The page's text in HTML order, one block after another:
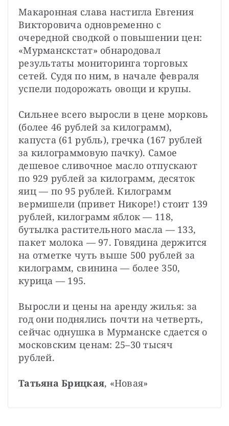
Макаронная слава настигла Евгения
Викторовича одновременно с
очередной сводкой о повышении цен:
«Мурманскстат» обнародовал
результаты мониторинга торговых
сетей. Судя по ним, в начале февраля
успели подорожать овощи и крупы.
Сильнее всего выросли в цене морковь
(более 46 рублей за килограмм),
капуста (61 рубль), гречка (167 рублей
за килограммовую пачку). Самое
дешевое сливочное масло отпускают
по 929 рублей за килограмм, десяток
яиц — по 95 рублей. Килограмм
вермишели (привет Никоре!) стоит 139
рублей, килограмм яблок — 118,
бутылка растительного масла — 133,
пакет молока — 97. Говядина держится
на отметке чуть выше 500 рублей за
килограмм, свинина — более 350,
курица — 195.
Выросли и цены на аренду жилья: за
год они поднялись почти на четверть,
сейчас однушка в Мурманске сдается о
московским ценам: 25–30 тысяч
рублей.
Татьяна Брицкая, «Новая»